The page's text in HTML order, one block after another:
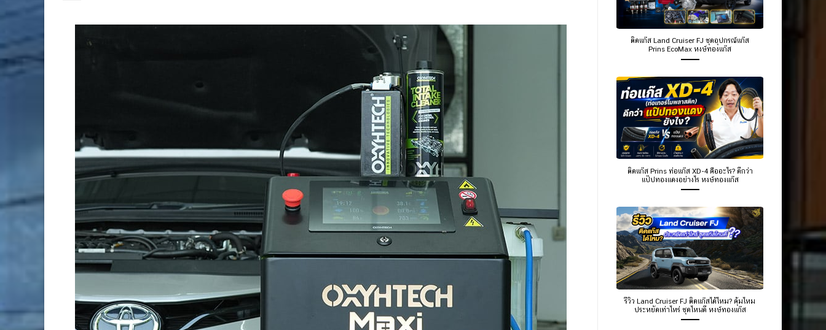
ติดแก๊ส Land Cruiser FJ ชุดอุปกรณ์แก๊ส
Prins EcoMax หงษ์ทองแก๊ส
ติดแก๊ส Prins ท่อแก๊ส XD-4 คืออะไร? ดีกว่า
แป๊ปทองแดงอย่างไร หงษ์ทองแก๊ส
รีวิว Land Cruiser FJ ติดแก๊สได้ไหม? คุ้มไหม
ประหยัดเท่าไหร่ ชุดไหนดี หงษ์ทองแก๊ส